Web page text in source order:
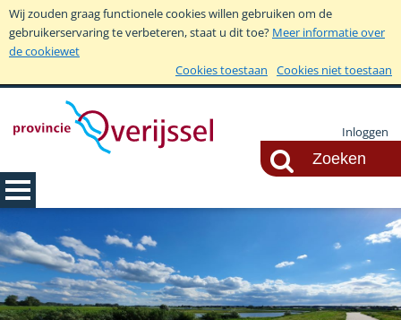
Wij zouden graag functionele cookies willen gebruiken om de
gebruikerservaring te verbeteren, staat u dit toe? Meer informatie over
de cookiewet
Cookies toestaan
Cookies niet toestaan
Inloggen